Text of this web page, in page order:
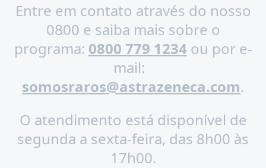
Entre em contato através do nosso
0800 e saiba mais sobre o
programa: 0800 779 1234 ou por e-
mail:
somosraros@astrazeneca.com.
O atendimento está disponível de
segunda a sexta-feira, das 8h00 às
17h00.